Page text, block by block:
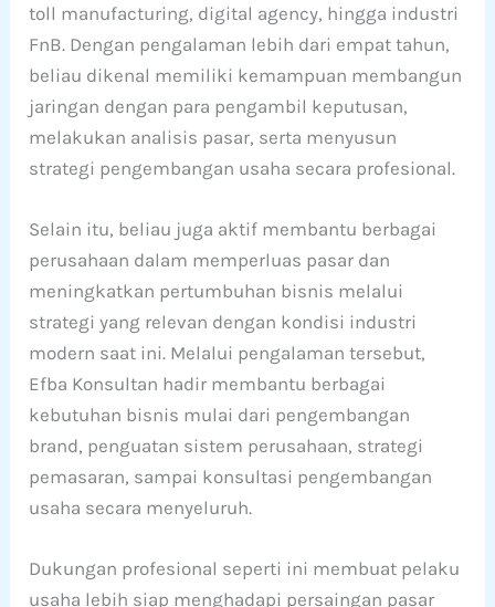
toll manufacturing, digital agency, hingga industri
FnB. Dengan pengalaman lebih dari empat tahun,
beliau dikenal memiliki kemampuan membangun
jaringan dengan para pengambil keputusan,
melakukan analisis pasar, serta menyusun
strategi pengembangan usaha secara profesional.
Selain itu, beliau juga aktif membantu berbagai
perusahaan dalam memperluas pasar dan
meningkatkan pertumbuhan bisnis melalui
strategi yang relevan dengan kondisi industri
modern saat ini. Melalui pengalaman tersebut,
Efba Konsultan hadir membantu berbagai
kebutuhan bisnis mulai dari pengembangan
brand, penguatan sistem perusahaan, strategi
pemasaran, sampai konsultasi pengembangan
usaha secara menyeluruh.
Dukungan profesional seperti ini membuat pelaku
usaha lebih siap menghadapi persaingan pasar